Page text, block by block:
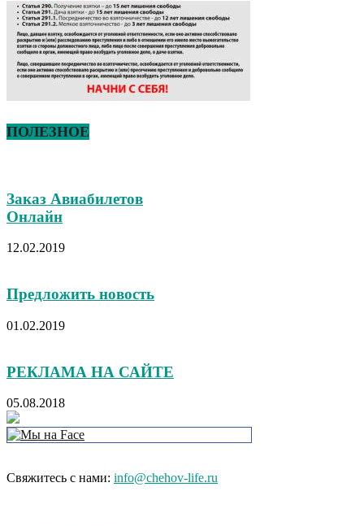
ПОЛЕЗНОЕ
Заказ Авиабилетов
Онлайн
12.02.2019
Предложить новость
01.02.2019
РЕКЛАМА НА САЙТЕ
05.08.2018
Свяжитесь с нами: info@chehov-life.ru